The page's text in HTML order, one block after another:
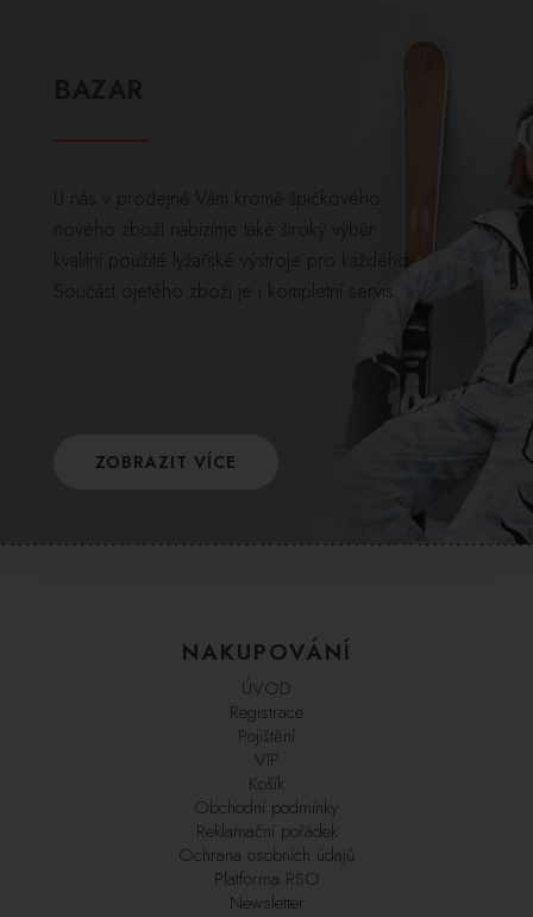
U nás v prodejně Vám kromě špičkového
nového zboží nabízíme také široký výběr
kvalitní použité lyžařské výstroje pro každého.
Součást ojetého zboží je i kompletní servis.
ZOBRAZIT VÍCE
NAKUPOVÁNÍ
ÚVOD
Registrace
Pojištění
VIP
Košík
Obchodní podmínky
Reklamační pořádek
Ochrana osobních údajů
Platforma RSO
Newsletter